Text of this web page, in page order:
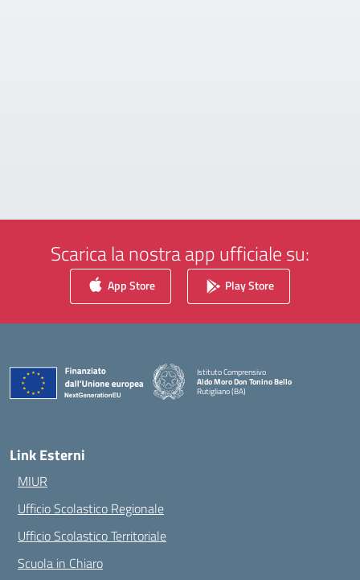
Scarica la nostra app ufficiale su:
App Store Play Store
Istituto Comprensivo
Aldo Moro Don Tonino Bello
Rutigliano (BA)
— Visita la pagina iniziale della scuola
Link Esterni
MIUR
Ufficio Scolastico Regionale
Ufficio Scolastico Territoriale
Scuola in Chiaro